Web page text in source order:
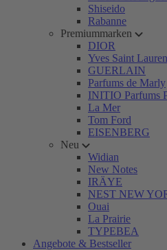
Shiseido
Rabanne
Premiummarken
DIOR
Yves Saint
GUERLAIN
Parfums de Marly
INITIO Parfums
La Mer
Tom Ford
EISENBERG
Neu
Widian
New Notes
IRÄYE
NEST NEW
Ouai
La Prairie
TYPEBEA
Angebote & Bestseller